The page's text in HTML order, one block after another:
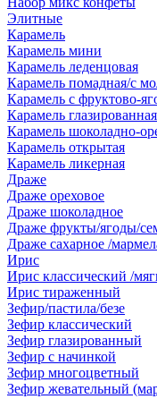
Элитные
Карамель
Карамель мини
Карамель леденцовая
Карамель помадная/с
Карамель с фруктово-
Карамель
Карамель шоколадно-
Карамель открытая
Карамель ликерная
Драже
Драже ореховое
Драже шоколадное
Драже фрукты/ягоды/
Драже сахарное /
Ирис
Ирис классический /
Ирис тираженный
Зефир/пастила/безе
Зефир классический
Зефир глазированный
Зефир с начинкой
Зефир многоцветный
Зефир жевательный